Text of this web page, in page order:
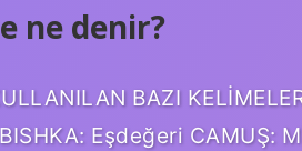
ne denir?
BAZI
Eşdeğeri CAMUŞ: